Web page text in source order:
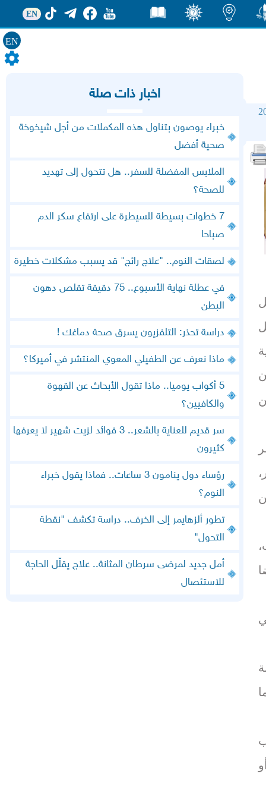
EN
EN
من
40 سنة
ما
اخبار ذات صلة
خبراء يوصون بتناول هذه المكملات من أجل شيخوخة
صحية أفضل
الملابس المفضلة للسفر.. هل تتحول إلى تهديد
للصحة؟
7 خطوات بسيطة للسيطرة على ارتفاع سكر الدم
صباحا
لصقات النوم.. "علاج رائج" قد يسبب مشكلات خطيرة
في عطلة نهاية الأسبوع.. 75 دقيقة تقلص دهون
البطن
دراسة تحذر: التلفزيون يسرق صحة دماغك !
ماذا نعرف عن الطفيلي المعوي المنتشر في أميركا؟
5 أكواب يوميا.. ماذا تقول الأبحاث عن القهوة
والكافيين؟
سر قديم للعناية بالشعر.. 3 فوائد لزيت شهير لا يعرفها
كثيرون
رؤساء دول ينامون 3 ساعات.. فماذا يقول خبراء
النوم؟
تطور ألزهايمر إلى الخرف.. دراسة تكشف "نقطة
التحول"
أمل جديد لمرضى سرطان المثانة.. علاج يقلّل الحاجة
للاستئصال